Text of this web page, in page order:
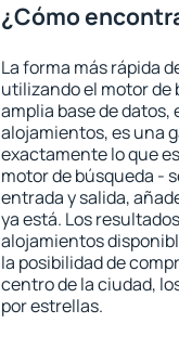
¿Cómo
La forma más rápida
utilizando el motor de
amplia base de
alojamientos, es una
exactamente lo que
motor de búsqueda -
entrada y salida,
ya está. Los
alojamientos
la posibilidad de
centro de la ciudad,
por estrellas.